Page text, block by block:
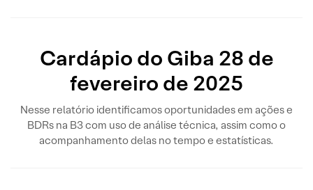
Cardápio do Giba 28 de
fevereiro de 2025
Nesse relatório identificamos oportunidades em ações e
BDRs na B3 com uso de análise técnica, assim como o
acompanhamento delas no tempo e estatísticas.